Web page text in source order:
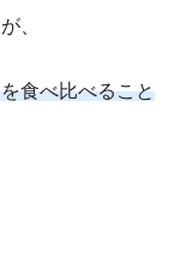
、
食べ比べること